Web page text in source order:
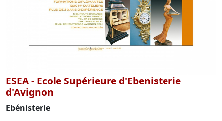
ESEA - Ecole Supérieure d'Ebenisterie
d'Avignon
Ebénisterie